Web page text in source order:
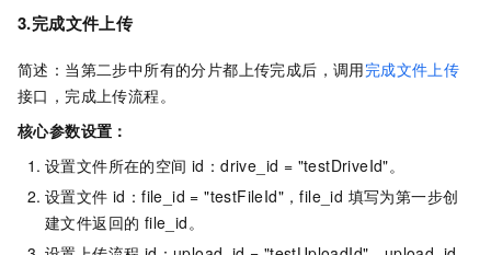
3.完成文件上传
简述：当第二步中所有的分片都上传完成后，调用完成文件上传
接口，完成上传流程。
核心参数设置：
设置文件所在的空间 id：drive_id = "testDriveId"。
设置文件 id：file_id = "testFileId"，file_id 填写为第一步创
建文件返回的 file_id。